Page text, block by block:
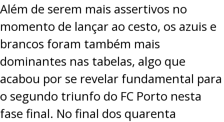
Além de serem mais assertivos no
momento de lançar ao cesto, os azuis e
brancos foram também mais
dominantes nas tabelas, algo que
acabou por se revelar fundamental para
o segundo triunfo do FC Porto nesta
fase final. No final dos quarenta